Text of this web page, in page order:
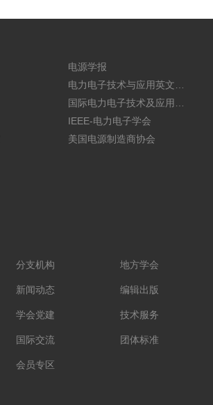
电源学报
电力电子技术与应用英文学
报(CPSS TPEA)
国际电力电子技术及应用会
议暨展览会(PEAC)
IEEE-电力电子学会
美国电源制造商协会
分支机构 地方学会
新闻动态 编辑出版
学会党建 技术服务
国际交流 团体标准
会员专区